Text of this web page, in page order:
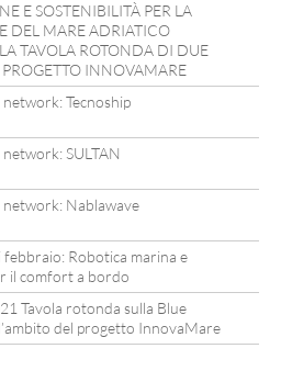
E SOSTENIBILITÀ PER LA
DEL MARE ADRIATICO
TAVOLA ROTONDA DI DUE
INNOVAMARE
Tecnoship
SULTAN
Nablawave
febbraio: Robotica marina e
il comfort a bordo
Tavola rotonda sulla Blue
del progetto InnovaMare